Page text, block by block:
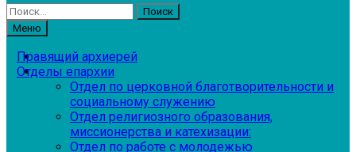
Найти:
Меню
Правящий архиерей
Отделы епархии
Отдел по церковной благотворительности и
социальному служению
Отдел религиозного образования,
миссионерства и катехизации:
Отдел по работе с молодежью